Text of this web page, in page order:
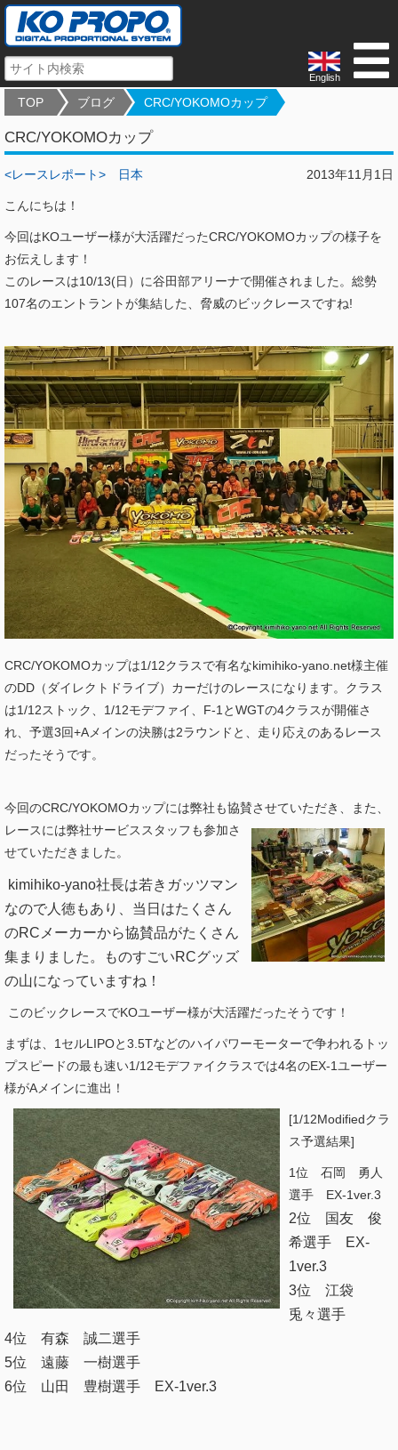
English
TOP ブログ CRC/YOKOMOカップ
CRC/YOKOMOカップ
2013年11月1日
<レースレポート> 日本
こんにちは！
今回はKOユーザー様が大活躍だったCRC/YOKOMOカップの様子を
お伝えします！
このレースは10/13(日）に谷田部アリーナで開催されました。総勢
107名のエントラントが集結した、脅威のビックレースですね!
CRC/YOKOMOカップは1/12クラスで有名なkimihiko-yano.net様主催
のDD（ダイレクトドライブ）カーだけのレースになります。クラス
は1/12ストック、1/12モデファイ、F-1とWGTの4クラスが開催さ
れ、予選3回+Aメインの決勝は2ラウンドと、走り応えのあるレース
だったそうです。
今回のCRC/YOKOMOカップには弊社も協賛させていただき、
また、
レースには弊社サービススタッフも参加さ
せていただきました。
kimihiko-yano社長は若きガッツマン
なので 人徳もあり、当日はたくさん
のRCメーカーから協賛品がたくさん
集まりました。ものすごいRCグッズ
の山になっていますね！
このビックレースでKOユーザー様が大活躍だったそうです！
まずは、1セルLIPOと3.5Tなどのハイパワーモーターで争われるトッ
プスピードの最も速い1/12モデファイクラスでは4名のEX-1ユーザー
様がAメインに進出！
[1/12Modifiedクラ
ス予選結果]
1位 石岡 勇人
選手 EX-1ver.3
2位 国友 俊
希選手 EX-
1ver.3
3位 江袋
兎々選手
4位 有森 誠二選手
5位 遠藤 一樹選手
6位 山田 豊樹選手 EX-1ver.3